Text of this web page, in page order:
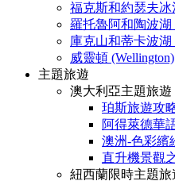
福克斯和約瑟夫冰
羅托魯阿和陶波湖
庫克山和蒂卡波湖
威靈頓 (Wellington)
主題旅遊
澳大利亞主題旅遊
珀斯旅遊攻
阿得萊德華
澳洲-色彩繽
直升機景觀
紐西蘭限時主題旅